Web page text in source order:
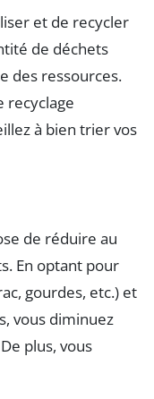
et de recycler
de déchets
des ressources.
recyclage
à bien trier vos
de réduire au
En optant pour
gourdes, etc.) et
vous diminuez
plus, vous